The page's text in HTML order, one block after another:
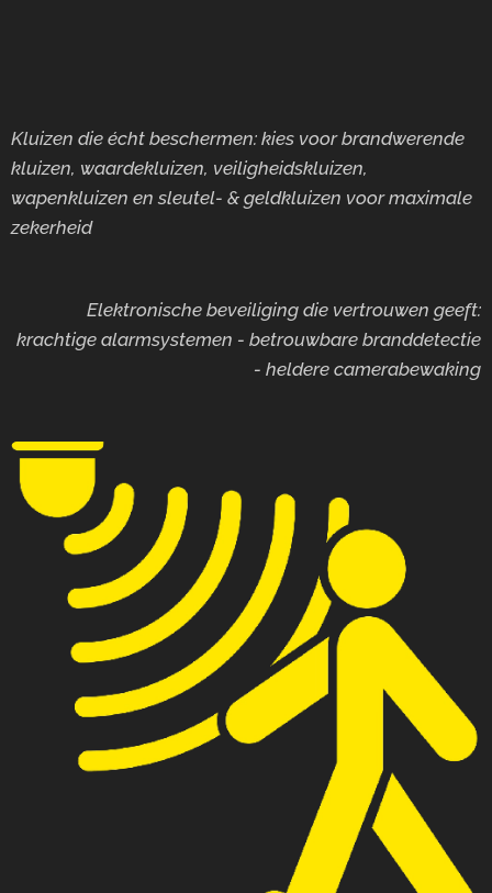
Kluizen die écht beschermen: kies voor brandwerende
kluizen, waardekluizen, veiligheidskluizen,
wapenkluizen en sleutel- & geldkluizen voor maximale
zekerheid
Elektronische beveiliging die vertrouwen geeft:
krachtige alarmsystemen - betrouwbare branddetectie
- heldere camerabewaking